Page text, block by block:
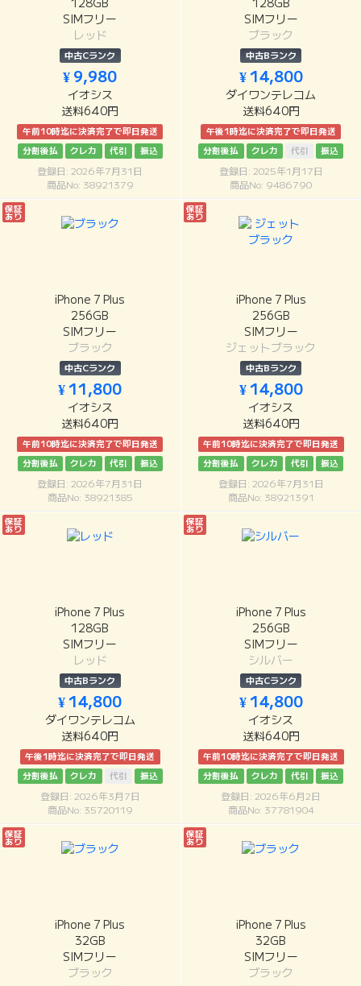
128GB
SIMフリー
レッド
中古Cランク
¥ 9,980
イオシス
送料640円
午前10時迄に決済完了で即日発送
分割後払
クレカ 代引 振込
登録日: 2026年7月31日
商品No: 38921379
128GB
SIMフリー
ブラック
中古Bランク
¥ 14,800
ダイワンテレコム
送料640円
午後1時迄に決済完了で即日発送
分割後払
クレカ 代引 振込
登録日: 2025年1月17日
商品No: 9486790
保証
あり
iPhone 7 Plus
256GB
SIMフリー
ブラック
中古Cランク
¥ 11,800
イオシス
送料640円
午前10時迄に決済完了で即日発送
分割後払
クレカ 代引 振込
登録日: 2026年7月31日
商品No: 38921385
保証
あり
iPhone 7 Plus
256GB
SIMフリー
ジェットブラック
中古Bランク
¥ 14,800
イオシス
送料640円
午前10時迄に決済完了で即日発送
分割後払
クレカ 代引 振込
登録日: 2026年7月31日
商品No: 38921391
保証
あり
iPhone 7 Plus
128GB
SIMフリー
レッド
中古Bランク
¥ 14,800
ダイワンテレコム
送料640円
午後1時迄に決済完了で即日発送
分割後払
クレカ 代引 振込
登録日: 2026年3月7日
商品No: 35720119
保証
あり
iPhone 7 Plus
256GB
SIMフリー
シルバー
中古Cランク
¥ 14,800
イオシス
送料640円
午前10時迄に決済完了で即日発送
分割後払
クレカ 代引 振込
登録日: 2026年6月2日
商品No: 37781904
保証
あり
iPhone 7 Plus
32GB
SIMフリー
ブラック
保証
あり
iPhone 7 Plus
32GB
SIMフリー
ブラック